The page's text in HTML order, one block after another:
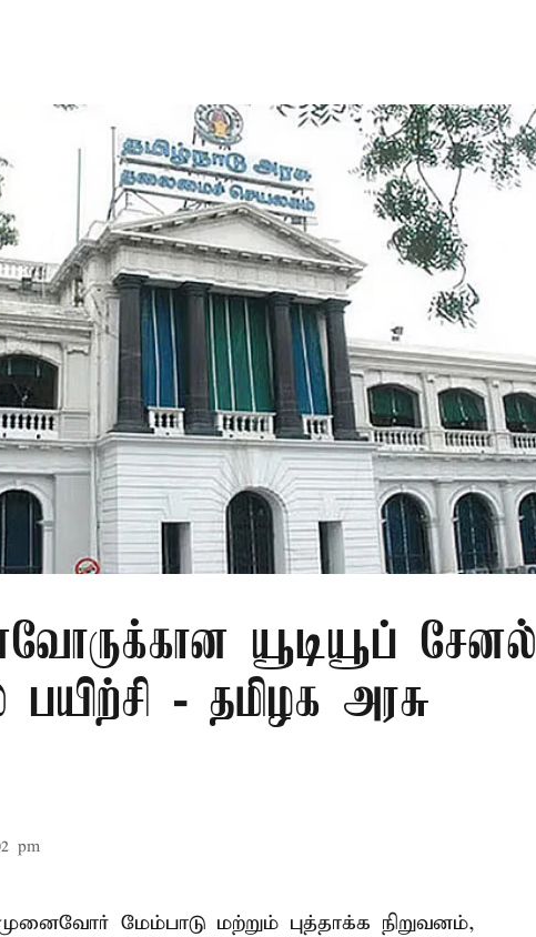
யூடியூப் சேனல்
பயிற்சி - தமிழக அரசு
pm
மேம்பாடு மற்றும் புத்தாக்க நிறுவனம்,